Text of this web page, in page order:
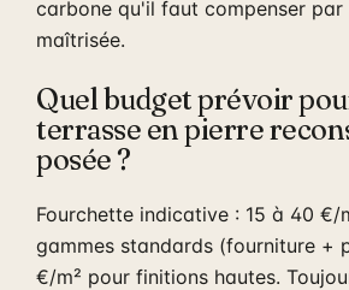
carbone qu'il faut compenser par
maîtrisée.
Quel budget prévoir
terrasse en pierre
posée ?
Fourchette indicative : 15 à 40 €/
gammes standards (fourniture +
€/m² pour finitions hautes.